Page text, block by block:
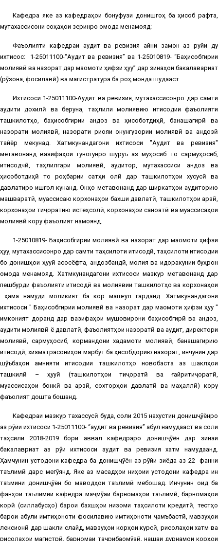
Кафедра яке аз кафедраҳои бонуфузи донишгоҳ ба ҳисоб рафта,
мутахассисони соҳаҳои зеринро омода менамояд:
Фаъолияти кафедраи аудит ва ревизия айни замон аз руйи ду
ихтисос:
1-25011100-“Аудит ва ревизия” ва 1-25010819- “Баҳисобгирии
молиявӣ ва назорат дар мақомоти ҳифзи ҳуқуқ” дар зинаҳои бакалавариат
(рӯзона, фосилавӣ) ва магистратура ба роҳ монда шудааст.
Ихтисоси 1-25011100-Аудит ва ревизия, мутахассисонро дар самти
аудити дохилӣ ва беруна, таҳлили молиявию иқтисодии фаъолияти
ташкилотҳо, баҳисобгирии андоз ва ҳисоботдиҳӣ, банақшагирӣ ва
назорати молиявӣ, назорати риояи қонунгузории молиявӣ ва андозӣ
тайёр мекунад. Хатмкунандагони ихтисоси "Аудит ва ревизия"
метавонанд вазифаҳои гуногунро шуруъ аз муҳосиб то сармуҳосиб,
иқтисодчӣ, таҳлилгари молиявӣ, аудитор, мутахассиси андоз ва
ҳисоботдиҳӣ то роҳбарии сатҳи олӣ дар ташкилотҳои хусусӣ ва
давлатиро ишғол кунанд. Онҳо метавонанд дар ширкатҳои аудиторию
машваратӣ, муассисаю корхонаҳои бахши давлатӣ, ташкилотҳои қарзӣ,
корхонаҳои тиҷоратию истеҳсолӣ, корхонаҳои саноатӣ ва муассисаҳои
молиявӣ кору фаъолият намоянд.
1-25010819- Баҳисобгирии молиявӣ ва назорат дар мақомоти ҳифзи
ҳуқуқ, мутахассисонро дар самти таҳсилоти иқтисодӣ, таҳсилоти иқтисодии
бо донишҳои ҳуқуқӣ асосёфта, андозбандӣ, молия ва идоракунии буҳрон
омода менамояд. Хатмкунандагони ихтисоси мазкур метавонанд дар
пешбурди фаъолияти иқтисодӣ ва молиявии ташкилотҳо ва корхонаҳои
ҳама намуди моликият ба кор машғул гарданд. Хатмкунандагони
ихтисоси " Баҳисобгирии молиявӣ ва назорат дар мақомоти ҳифзи ҳуқуқ "
имконият доранд дар вазифаҳои мушовирони баҳисобгирӣ ва андоз,
аудити молиявӣ ё давлатӣ, фаъолиятҳои назоратӣ ва аудит, директори
молиявӣ, сармуҳосиб, кормандони хадамоти молиявӣ, банақшагирию
иқтисодӣ, хизматрасониҳои марбут ба ҳисобдорию назорат, инчунин дар
шӯъбаҳои амнияти иқтисодии ташкилотҳо новобаста аз шаклҳои
ташкилӣ – ҳуқуқӣ (ташкилотҳои тиҷоратӣ ва ғайритиҷоратӣ,
муассисаҳои бонкӣ ва қарзӣ, сохторҳои давлатӣ ва маҳаллӣ) кору
фаъолият дошта бошанд.
Кафедраи мазкур тахассусӣ буда, соли 2015 нахустин донишҷӯёнро
аз рӯйи ихтисоси 1-25011100- “аудит ва ревизия” қабул намудааст ва соли
таҳсили 2018-2019 бори аввал кафедраро донишҷӯён дар зинаи
бакалавриат аз рӯи ихтисоси аудит ва ревизия хатм намудаанд.
Ҳамчунин устодони кафедра ба донишҷӯён аз рӯйи зиёда аз 22
фанни
таълимӣ дарс мегӯянд. Яке аз мақсадҳои ниҳоии устодони кафедра ин
таъмини донишҷӯён бо маводҳои таълимӣ мебошад. Инчунин оид ба
фанҳои таълимии кафедра маҷмӯаи барномаҳои таълимӣ, барномаҳои
корӣ (силлабусҳо) барои бахшҳои низоми таҳсилоти кредитӣ, тестҳо
барои қабули имтиҳоноти фосилавию имтиҳоноти ҷамъбастӣ, мавзуҳои
лексионӣ дар шакли слайд, мавзуҳои корҳои курсӣ, рисолаҳои хатм ва
рисолаҳои магистрӣ, барномаи таҷрибаомӯзӣ, нақшаи дурнамои корҳои